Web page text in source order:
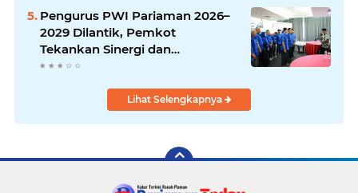
Pengurus PWI Pariaman 2026–
2029 Dilantik, Pemkot
Tekankan Sinergi dan
Profesionalisme Pers
Lihat Selengkapnya